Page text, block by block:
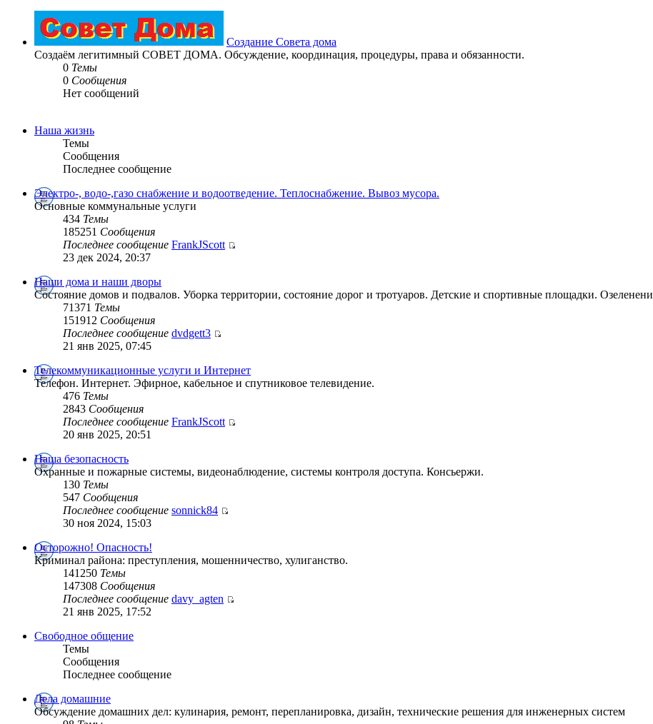
Создание Совета дома
Создаём легитимный СОВЕТ ДОМА. Обсуждение, координация, процедуры, права и обязанности.
0 Темы
0 Сообщения
Нет сообщений
Наша жизнь
Темы
Сообщения
Последнее сообщение
Электро-, водо-,газо снабжение и водоотведение. Теплоснабжение. Вывоз мусора.
Основные коммунальные услуги
434 Темы
185251 Сообщения
Последнее сообщение FrankJScott
23 дек 2024, 20:37
Наши дома и наши дворы
Состояние домов и подвалов. Уборка территории, состояние дорог и тротуаров. Детские и спортивные площадки.
71371 Темы
151912 Сообщения
Последнее сообщение dvdgett3
21 янв 2025, 07:45
Телекоммуникационные услуги и Интернет
Телефон. Интернет. Эфирное, кабельное и спутниковое телевидение.
476 Темы
2843 Сообщения
Последнее сообщение FrankJScott
20 янв 2025, 20:51
Наша безопасность
Охранные и пожарные системы, видеонаблюдение, системы контроля доступа. Консьержи.
130 Темы
547 Сообщения
Последнее сообщение sonnick84
30 ноя 2024, 15:03
Осторожно! Опасность!
Криминал района: преступления, мошенничество, хулиганство.
141250 Темы
147308 Сообщения
Последнее сообщение davy_agten
21 янв 2025, 17:52
Свободное общение
Темы
Сообщения
Последнее сообщение
Дела домашние
Обсуждение домашних дел: кулинария, ремонт, перепланировка, дизайн, технические решения для инженерных систем